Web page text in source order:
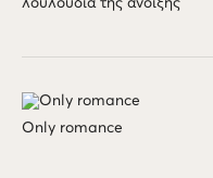
λουλούδια της άνοιξης
Only romance